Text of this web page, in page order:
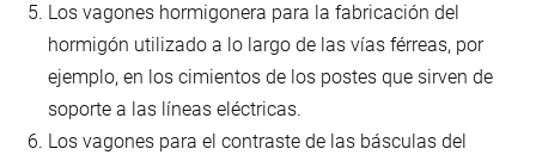
Los vagones hormigonera para la fabricación del
hormigón utilizado a lo largo de las vías férreas, por
ejemplo, en los cimientos de los postes que sirven de
soporte a las líneas eléctricas.
Los vagones para el contraste de las básculas del